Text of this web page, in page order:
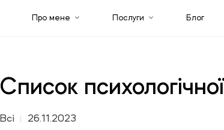
Про мене Послуги Блог
Список
Всі 26.11.2023